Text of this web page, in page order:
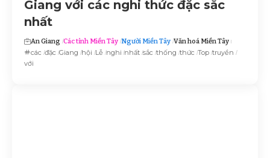
Giang với các nghi thức đặc sắc
nhất
An Giang Các tỉnh Miền Tây Người Miền Tây Văn hoá Miền Tây
các đặc Giang hội Lễ nghi nhất sắc thống thức Top truyền
với